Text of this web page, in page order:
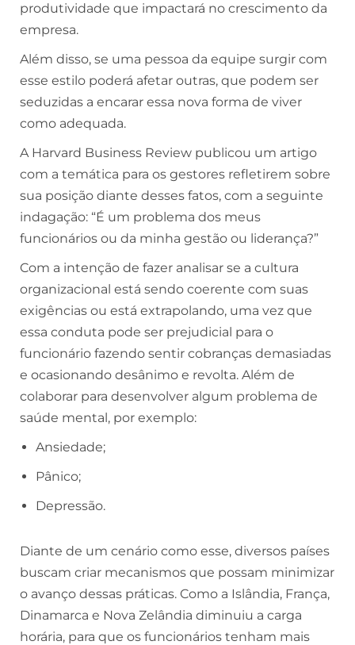
produtividade que impactará no crescimento da
empresa.
Além disso, se uma pessoa da equipe surgir com
esse estilo poderá afetar outras, que podem ser
seduzidas a encarar essa nova forma de viver
como adequada.
A Harvard Business Review publicou um artigo
com a temática para os gestores refletirem sobre
sua posição diante desses fatos, com a seguinte
indagação: “É um problema dos meus
funcionários ou da minha gestão ou liderança?”
Com a intenção de fazer analisar se a cultura
organizacional está sendo coerente com suas
exigências ou está extrapolando, uma vez que
essa conduta pode ser prejudicial para o
funcionário fazendo sentir cobranças demasiadas
e ocasionando desânimo e revolta. Além de
colaborar para desenvolver algum problema de
saúde mental, por exemplo:
Ansiedade;
Pânico;
Depressão.
Diante de um cenário como esse, diversos países
buscam criar mecanismos que possam minimizar
o avanço dessas práticas. Como a Islândia, França,
Dinamarca e Nova Zelândia diminuiu a carga
horária, para que os funcionários tenham mais